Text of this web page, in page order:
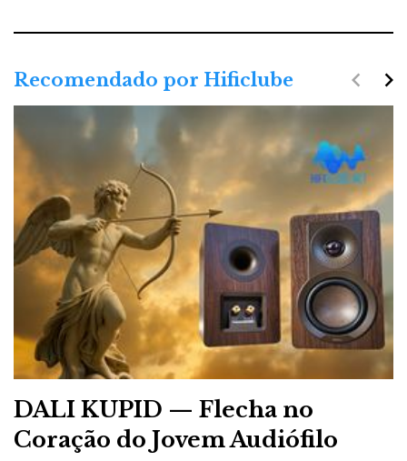
Recomendado por Hificlube
DALI KUPID — Flecha no
Coração do Jovem Audiófilo
navigate_next
navigate_before